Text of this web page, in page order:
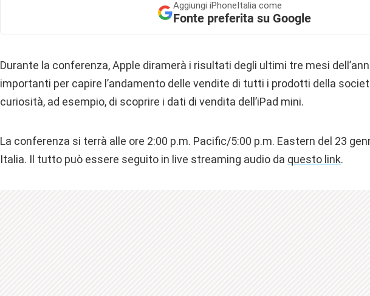
Aggiungi iPhoneItalia come
Fonte preferita su Google
Durante la conferenza, Apple diramerà i risultati degli ultimi tre mesi
importanti per capire l’andamento delle vendite di tutti i prodotti della
curiosità, ad esempio, di scoprire i dati di vendita dell’iPad mini.
La conferenza si terrà alle ore 2:00 p.m. Pacific/5:00 p.m. Eastern del 23
Italia. Il tutto può essere seguito in live streaming audio da questo link.